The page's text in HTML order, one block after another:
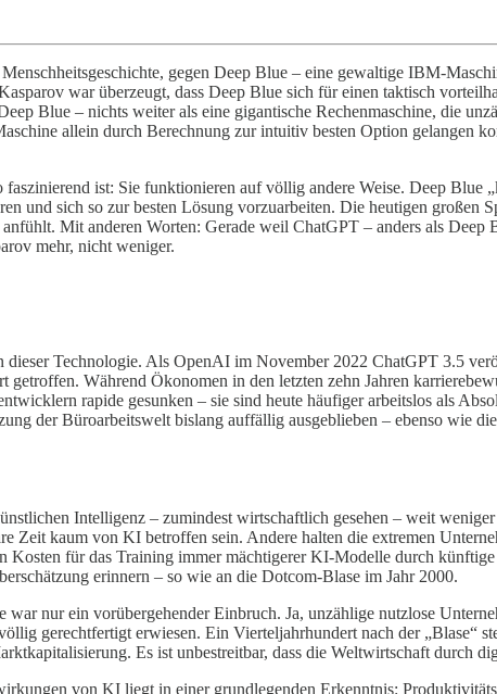
gegen Deep Blue – eine gewaltige IBM-
war überzeugt, dass Deep Blue sich für einen taktisch
Blue – nichts weiter als eine gigantische Rechenmaschine, die
allein durch Berechnung zur intuitiv besten Option gelangen
ist: Sie funktionieren auf völlig andere Weise. Deep Blue
und sich so zur besten Lösung vorzuarbeiten. Die heutigen großen
Mit anderen Worten: Gerade weil ChatGPT – anders als Deep
mehr, nicht weniger.
Technologie. Als OpenAI im November 2022 ChatGPT 3.5
Während Ökonomen in den letzten zehn Jahren
rapide gesunken – sie sind heute häufiger arbeitslos als
der Büroarbeitswelt bislang auffällig ausgeblieben – ebenso wie
Intelligenz – zumindest wirtschaftlich gesehen – weit
Zeit kaum von KI betroffen sein. Andere halten die extremen
Kosten für das Training immer mächtigerer KI-Modelle durch
erinnern – so wie an die Dotcom-Blase im Jahr 2000.
nur ein vorübergehender Einbruch. Ja, unzählige nutzlose
gerechtfertigt erwiesen. Ein Vierteljahrhundert nach der „Blase“
Es ist unbestreitbar, dass die Weltwirtschaft durch
von KI liegt in einer grundlegenden Erkenntnis: